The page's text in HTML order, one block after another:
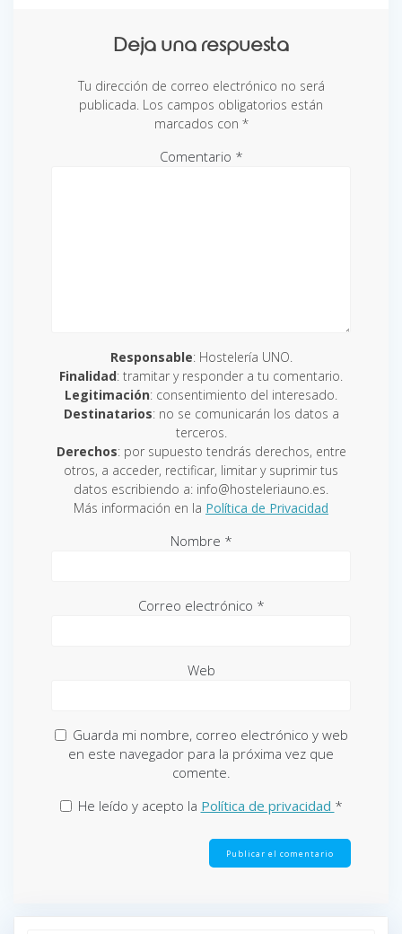
Deja una respuesta
Tu dirección de correo electrónico no será
publicada. Los campos obligatorios están
marcados con *
Comentario *
Responsable: Hostelería UNO.
Finalidad: tramitar y responder a tu comentario.
Legitimación: consentimiento del interesado.
Destinatarios: no se comunicarán los datos a
terceros.
Derechos: por supuesto tendrás derechos, entre
otros, a acceder, rectificar, limitar y suprimir tus
datos escribiendo a: info@hosteleriauno.es.
Más información en la Política de Privacidad
Nombre *
Correo electrónico *
Web
Guarda mi nombre, correo electrónico y web
en este navegador para la próxima vez que
comente.
He leído y acepto la Política de privacidad *